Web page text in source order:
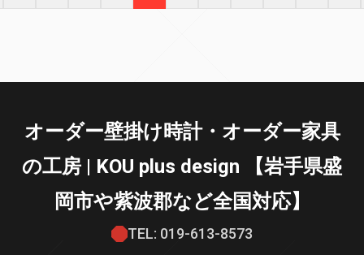
オーダー壁掛け時計・オーダー家具
の工房 | KOU plus design 【岩手県盛
岡市や紫波郡など全国対応】
TEL: 019-613-8573